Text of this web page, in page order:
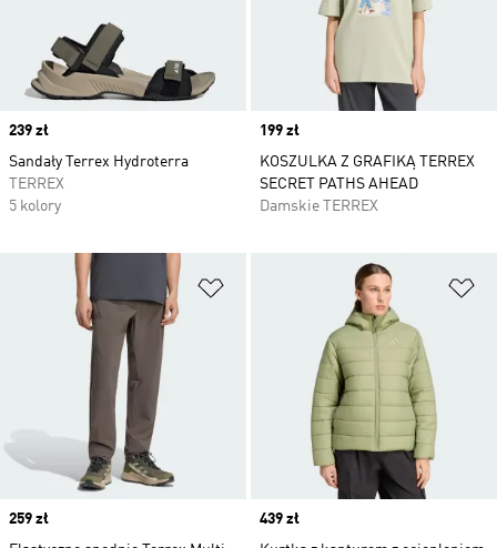
Price
239 zł
Sandały Terrex Hydroterra
TERREX
5 kolory
Price
199 zł
KOSZULKA Z GRAFIKĄ TERREX
SECRET PATHS AHEAD
Damskie TERREX
Dodaj do listy życzeń
Price
259 zł
Price
439 zł